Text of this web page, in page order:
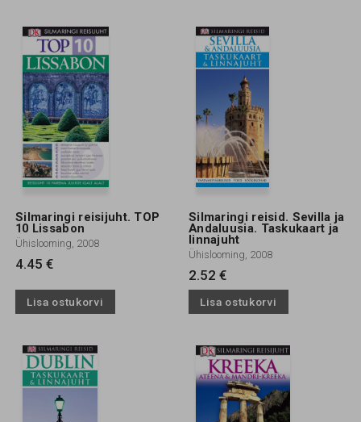
Silmaringi reisijuht. TOP
10 Lissabon
Ühislooming, 2008
4.45 €
Lisa ostukorvi
Silmaringi reisid. Sevilla ja
Andaluusia. Taskukaart ja
linnajuht
Ühislooming, 2008
2.52 €
Lisa ostukorvi